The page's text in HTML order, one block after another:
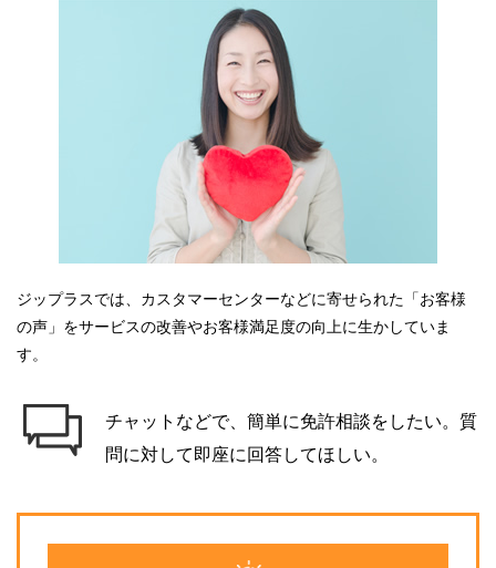
ジップラスでは、カスタマーセンターなどに寄せられた「お客様
の声」をサービスの改善やお客様満足度の向上に生かしていま
す。
チャットなどで、簡単に免許相談をしたい。質
問に対して即座に回答してほしい。